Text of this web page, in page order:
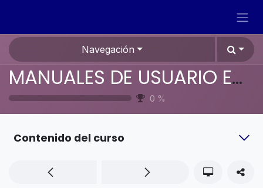
Navegación
MANUALES DE USUARIO EN ESPAÑOL ODOO 19
0 %
Contenido del curso